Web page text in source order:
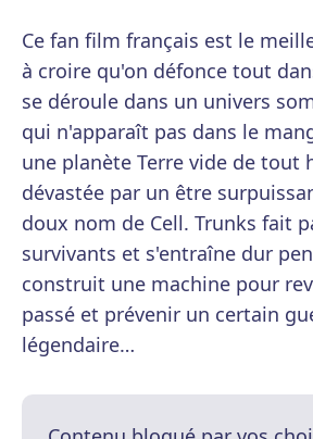
Ce fan film français est le
à croire qu'on défonce tout
se déroule dans un univers
qui n'apparaît pas dans le
une planète Terre vide de tout
dévastée par un être
doux nom de Cell. Trunks fait
survivants et s'entraîne dur
construit une machine pour
passé et prévenir un certain
légendaire…